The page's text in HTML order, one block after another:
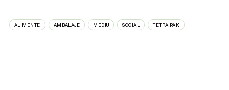
ALIMENTE AMBALAJE MEDIU SOCIAL TETRA PAK